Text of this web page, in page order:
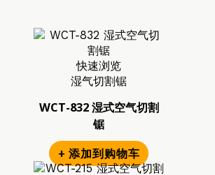
快速浏览
湿气切割锯
WCT-832 湿式空气切割
锯
+ 添加到购物车